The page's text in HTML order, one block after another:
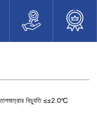
বিচ্যুতি ≤±2.0℃